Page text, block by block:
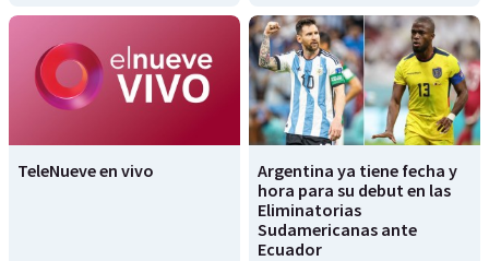
TeleNueve en vivo
Argentina ya tiene fecha y
hora para su debut en las
Eliminatorias
Sudamericanas ante
Ecuador